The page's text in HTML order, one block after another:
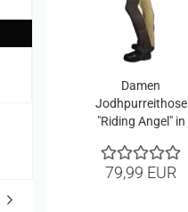
Damen
Jodhpurreithose
"Riding Angel" in
79,99 EUR